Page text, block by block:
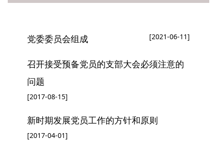
党委委员会组成 [2021-06-11]
召开接受预备党员的支部大会必须注意的
问题
[2017-08-15]
新时期发展党员工作的方针和原则
[2017-04-01]